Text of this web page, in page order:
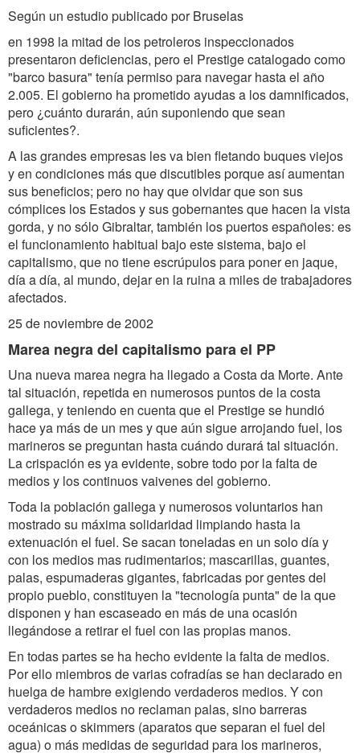
Según un estudio publicado por Bruselas
en 1998 la mitad de los petroleros inspeccionados
presentaron deficiencias, pero el Prestige catalogado como
"barco basura" tenía permiso para navegar hasta el año
2.005. El gobierno ha prometido ayudas a los damnificados,
pero ¿cuánto durarán, aún suponiendo que sean
suficientes?.
A las grandes empresas les va bien fletando buques viejos
y en condiciones más que discutibles porque así aumentan
sus beneficios; pero no hay que olvidar que son sus
cómplices los Estados y sus gobernantes que hacen la vista
gorda, y no sólo Gibraltar, también los puertos españoles: es
el funcionamiento habitual bajo este sistema, bajo el
capitalismo, que no tiene escrúpulos para poner en jaque,
día a día, al mundo, dejar en la ruina a miles de trabajadores
afectados.
25 de noviembre de 2002
Marea negra del capitalismo para el PP
Una nueva marea negra ha llegado a Costa da Morte. Ante
tal situación, repetida en numerosos puntos de la costa
gallega, y teniendo en cuenta que el Prestige se hundió
hace ya más de un mes y que aún sigue arrojando fuel, los
marineros se preguntan hasta cuándo durará tal situación.
La crispación es ya evidente, sobre todo por la falta de
medios y los continuos vaivenes del gobierno.
Toda la población gallega y numerosos voluntarios han
mostrado su máxima solidaridad limpiando hasta la
extenuación el fuel. Se sacan toneladas en un solo día y
con los medios mas rudimentarios; mascarillas, guantes,
palas, espumaderas gigantes, fabricadas por gentes del
propio pueblo, constituyen la "tecnología punta" de la que
disponen y han escaseado en más de una ocasión
llegándose a retirar el fuel con las propias manos.
En todas partes se ha hecho evidente la falta de medios.
Por ello miembros de varias cofradías se han declarado en
huelga de hambre exigiendo verdaderos medios. Y con
verdaderos medios no reclaman palas, sino barreras
oceánicas o skimmers (aparatos que separan el fuel del
agua) o más medidas de seguridad para los marineros,